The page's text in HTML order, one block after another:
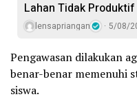
Lahan Tidak Produktif ‎
lensapriangan 5/08/
Pengawasan dilakukan
benar-benar memenuhi
siswa.